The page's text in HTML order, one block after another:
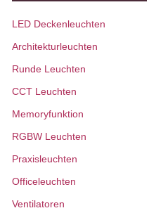
LED Deckenleuchten
Architekturleuchten
Runde Leuchten
CCT Leuchten
Memoryfunktion
RGBW Leuchten
Praxisleuchten
Officeleuchten
Ventilatoren